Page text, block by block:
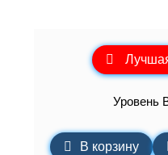
Уровень
В корзину